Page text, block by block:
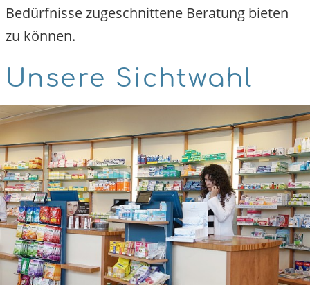
Bedürfnisse zugeschnittene Beratung bieten
zu können.
Unsere Sichtwahl